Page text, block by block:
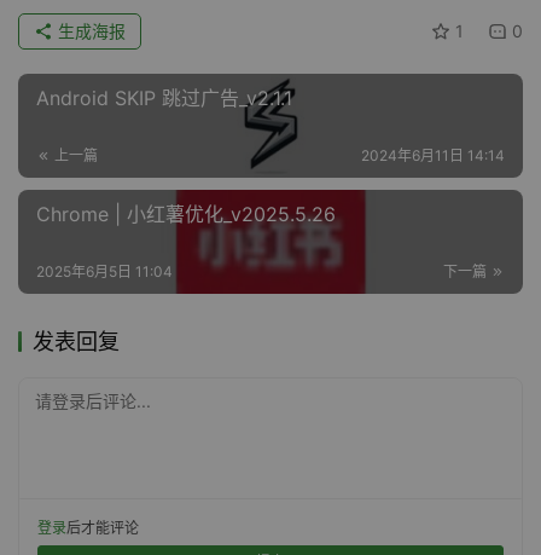
1 0
生成海报
Android SKIP 跳过广告_v2.1.1
上一篇 2024年6月11日 14:14
Chrome | 小红薯优化_v2025.5.26
下一篇
2025年6月5日 11:04
发表回复
请登录后评论...
登录后才能评论